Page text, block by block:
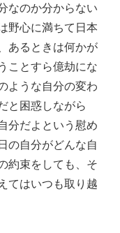
なのか分からない
野心に満ちて日本
あるときは何かが
ことすら億劫にな
ような自分の変わ
と困惑しながら
分だよという慰め
の自分がどんな自
約束をしても、そ
てはいつも取り越